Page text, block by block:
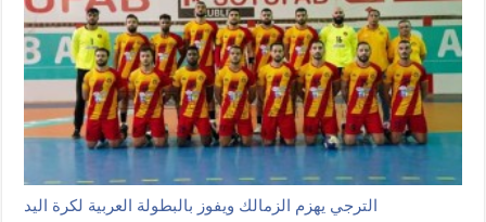
الترجي يهزم الزمالك ويفوز بالبطولة العربية لكرة اليد